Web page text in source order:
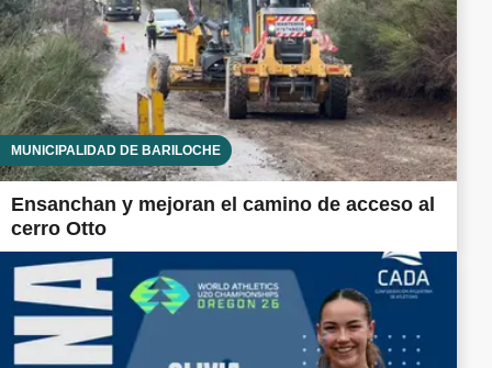
MUNICIPALIDAD DE BARILOCHE
Ensanchan y mejoran el camino de acceso al
cerro Otto